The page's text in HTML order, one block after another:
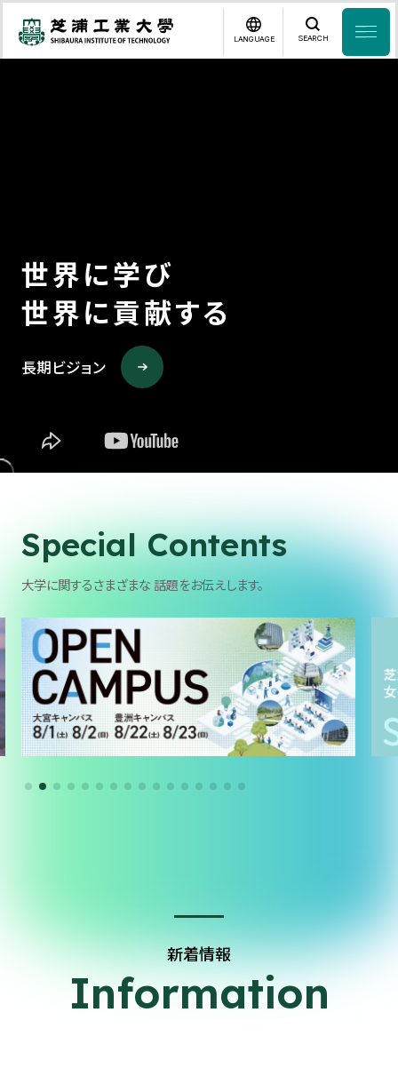
研究・産学連携
グローバル
入学案内
受験生 在学生・保証人
卒業生 企業・研究者
一般
LANGUAGE SEARCH
世界に学び
世界に貢献する
長期ビジョン
Special Contents
大学に関するさまざまな 話題をお伝えします。
新着情報
Information